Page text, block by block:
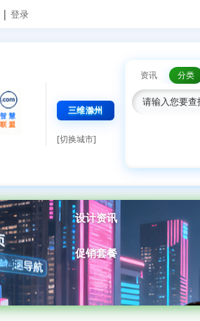
| 登录
三维滁州
[切换城市]
资讯 分类
设计资讯
促销套餐